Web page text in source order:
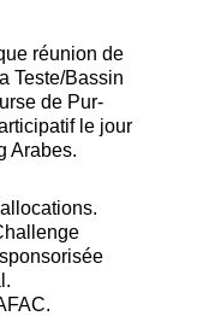
réunion de
Teste/Bassin
de Pur-
le jour
Arabes.